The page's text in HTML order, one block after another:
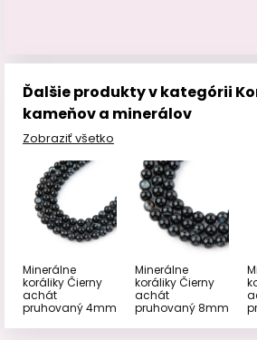
Ďalšie produkty v kategórii
kameňov a minerálov
Zobraziť všetko
Minerálne
koráliky Čierny
achát
pruhovaný 4mm
Minerálne
koráliky Čierny
achát
pruhovaný 8mm